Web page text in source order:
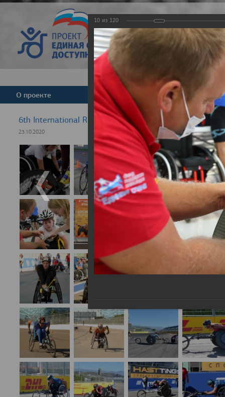
Версия для
О проекте Команда Новости
6th International Rezept-Sport Wheelchair Half
23.10.2020
10 из 120